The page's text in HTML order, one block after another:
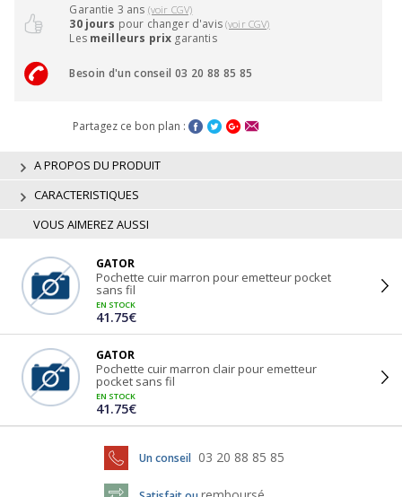
Garantie 3 ans (voir CGV)
30 jours pour changer d'avis(voir CGV)
Les meilleurs prix garantis
Besoin d'un conseil 03 20 88 85 85
Partagez ce bon plan :
A PROPOS DU PRODUIT
CARACTERISTIQUES
VOUS AIMEREZ AUSSI
GATOR
Pochette cuir marron pour emetteur pocket
sans fil
EN STOCK
41.75€
GATOR
Pochette cuir marron clair pour emetteur
pocket sans fil
EN STOCK
41.75€
Un conseil 03 20 88 85 85